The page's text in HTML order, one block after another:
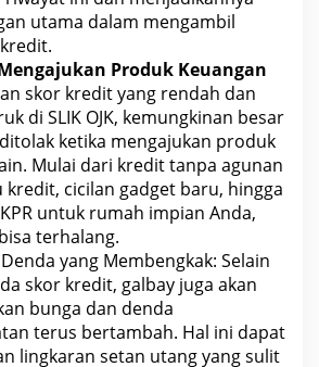
utama dalam mengambil
Produk Keuangan
skor kredit yang rendah dan
di SLIK OJK, kemungkinan besar
ketika mengajukan produk
Mulai dari kredit tanpa agunan
kredit, cicilan gadget baru, hingga
untuk rumah impian Anda,
terhalang.
yang Membengkak: Selain
skor kredit, galbay juga akan
bunga dan denda
terus bertambah. Hal ini dapat
lingkaran setan utangyang sulit